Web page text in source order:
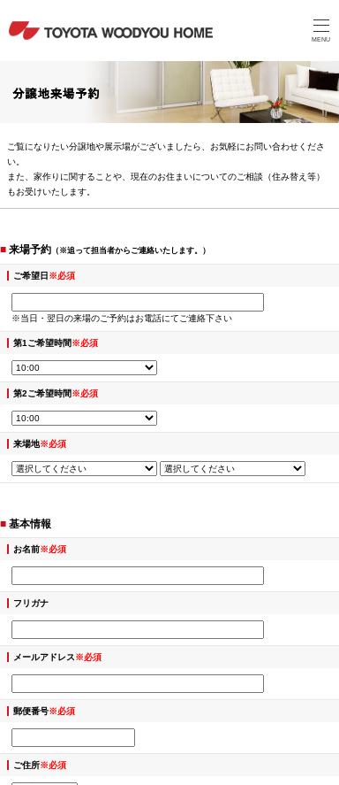
MENU
ご覧になりたい分譲地や展示場がございましたら、お気軽にお問い合わせくださ
い。
また、家作りに関することや、現在のお住まいについてのご相談（住み替え等）
もお受けいたします。
■ 来場予約 （※追って担当者からご連絡いたします。）
ご希望日 ※必須
※当日・翌日の来場のご予約はお電話にてご連絡下さい
第1ご希望時間※必須
第2ご希望時間※必須
来場地※必須
■ 基本情報
お名前※必須
フリガナ
メールアドレス※必須
郵便番号※必須
ご住所※必須